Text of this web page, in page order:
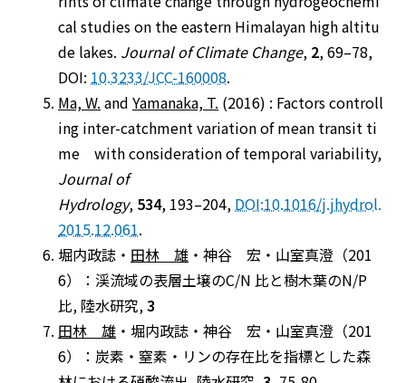
cal studies on the eastern Himalayan high altitu
de lakes. Journal of Climate Change, 2, 69–78,
DOI: 10.3233/JCC-160008.
Ma, W. and Yamanaka, T. (2016) : Factors controll
ing inter-catchment variation of mean transit ti
me with consideration of temporal variability,
Journal of
Hydrology, 534, 193–204, DOI:10.1016/j.jhydrol.
2015.12.061.
堀内政誌・ 田林 雄 ・神谷 宏・山室真澄（201
6）：渓流域の表層土壌のC/N 比と樹木葉のN/P
比, 陸水研究,3
田林 雄 ・堀内政誌・神谷 宏・山室真澄（201
6）：炭素・窒素・リンの存在比を指標とした森